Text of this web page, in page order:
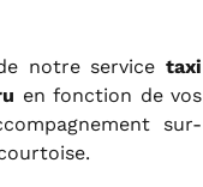
notre service taxi
en fonction de vos
sur-